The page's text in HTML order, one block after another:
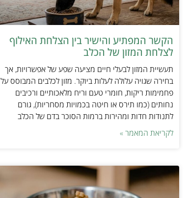
הקשר המפתיע והישיר בין הצלחת האילוף
לצלחת המזון של הכלב
תעשיית המזון לבעלי חיים מציעה שפע של אפשרויות, אך
בחירה שגויה עלולה לעלות ביוקר. מזון לכלבים המבוסס על
פחמימות ריקות, חומרי טעם וריח מלאכותיים ורכיבים
נחותים (כמו תירס או חיטה בכמויות מסחריות), גורם
לתנודות חדות ומהירות ברמות הסוכר בדם של הכלב
לקריאת המאמר »